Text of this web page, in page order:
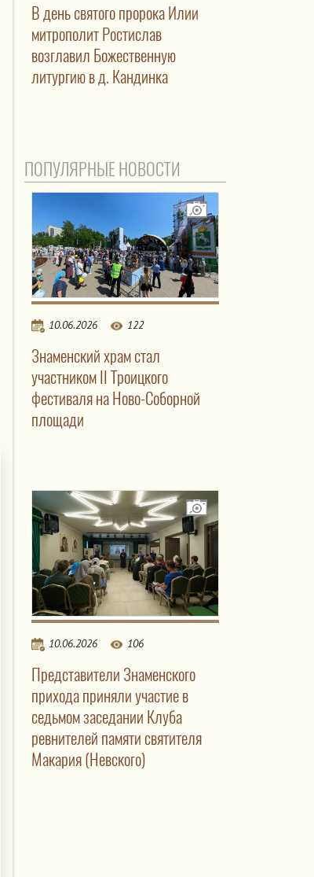
В день святого пророка Илии
митрополит Ростислав
возглавил Божественную
литургию в д. Кандинка
ПОПУЛЯРНЫЕ НОВОСТИ
10.06.2026 122
Знаменский храм стал
участником II Троицкого
фестиваля на Ново-Соборной
площади
10.06.2026 106
Представители Знаменского
прихода приняли участие в
седьмом заседании Клуба
ревнителей памяти святителя
Макария (Невского)